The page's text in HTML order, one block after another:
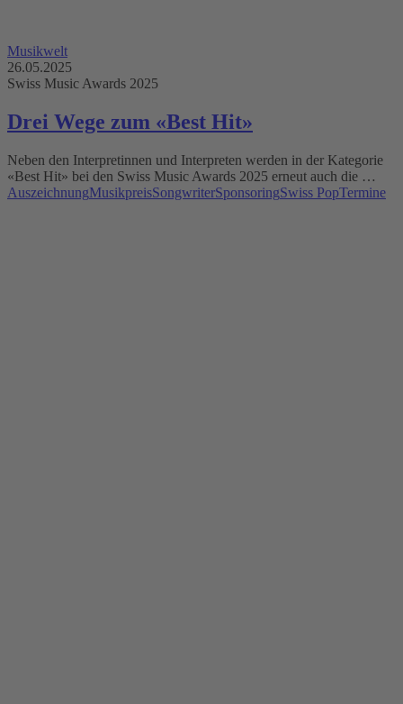
Musikwelt
26.05.2025
Swiss Music Awards 2025
Drei Wege zum «Best Hit»
Neben den Interpretinnen und Interpreten werden in der Kategorie
«Best Hit» bei den Swiss Music Awards 2025 erneut auch die …
AuszeichnungMusikpreisSongwriterSponsoringSwiss PopTermine